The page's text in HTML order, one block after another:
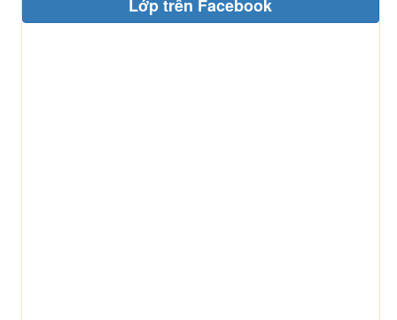
Lớp trên Facebook